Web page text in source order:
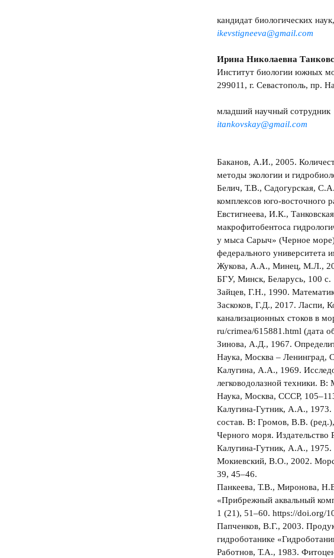
кандидат биологических
ikevstigneeva@gmail.com
Ирина Николаевна
Институт биологии южных
299011, г. Севастополь, пр.
младший научный сотрудник
itankovskay@gmail.com
Баканов, А.И., 2005.
методы экологии и
Белич, Т.В., Садогурская,
комплексов юго-
Евстигнеева, И.К.,
макрофитобентоса
у мыса Сарыч» (Черное
федерального
Жукова, А.А., Минец, М.Л.,
БГУ, Минск, Беларусь, 100 с.
Зайцев, Г.Н., 1990.
Заскоков, Г.Д., 2017. Ласпи,
канализационных стоков в
ru/crimea/615881.html (дата
Зинова, А.Д., 1967.
Наука, Москва – Ленинград,
Калугина, А.А., 1969.
легководолазной техники.
Наука, Москва, СССР,
Калугина-Гутник, А.А.,
состав. В: Громов, В.В. (ред.),
Черного моря. Издательство
Калугина-Гутник, А.А.,
Мокиевский, В.О., 2002.
39, 45–46.
Панкеева, Т.В., Миронова,
«Прибрежный аквальный
1 (21), 51–60. https://doi.org/
Папченков, В.Г., 2003.
гидроботанике
Работнов, Т.А., 1983.